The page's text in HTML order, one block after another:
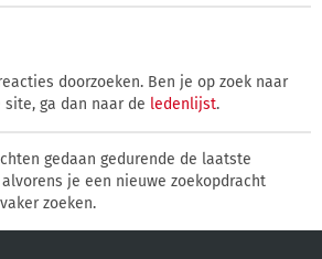
doorzoeken. Ben je op zoek naar
ga dan naar de ledenlijst.
gedaan gedurende de laatste
je een nieuwe zoekopdracht
zoeken.